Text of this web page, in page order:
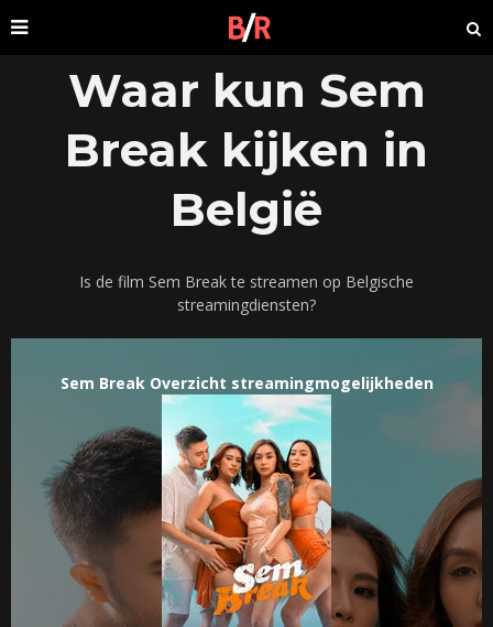
Waar kun Sem
Break kijken in
België
Is de film Sem Break te streamen op Belgische
streamingdiensten?
Sem Break Overzicht streamingmogelijkheden